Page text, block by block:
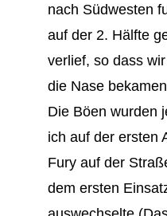
nach Südwesten
auf der 2. Hälfte
verlief, so dass
die Nase
Die Böen wurden
ich auf der ersten
Fury auf der
dem ersten